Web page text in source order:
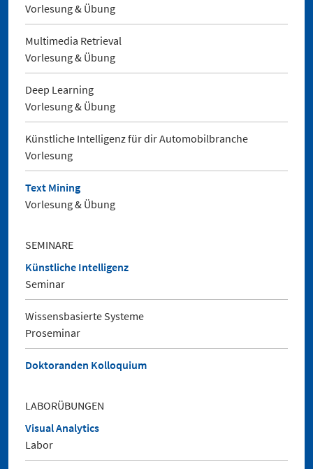
Vorlesung & Übung
Multimedia Retrieval
Vorlesung & Übung
Deep Learning
Vorlesung & Übung
Künstliche Intelligenz für dir Automobilbranche
Vorlesung
Text Mining
Vorlesung & Übung
SEMINARE
Künstliche Intelligenz
Seminar
Wissensbasierte Systeme
Proseminar
Doktoranden Kolloquium
LABORÜBUNGEN
Visual Analytics
Labor